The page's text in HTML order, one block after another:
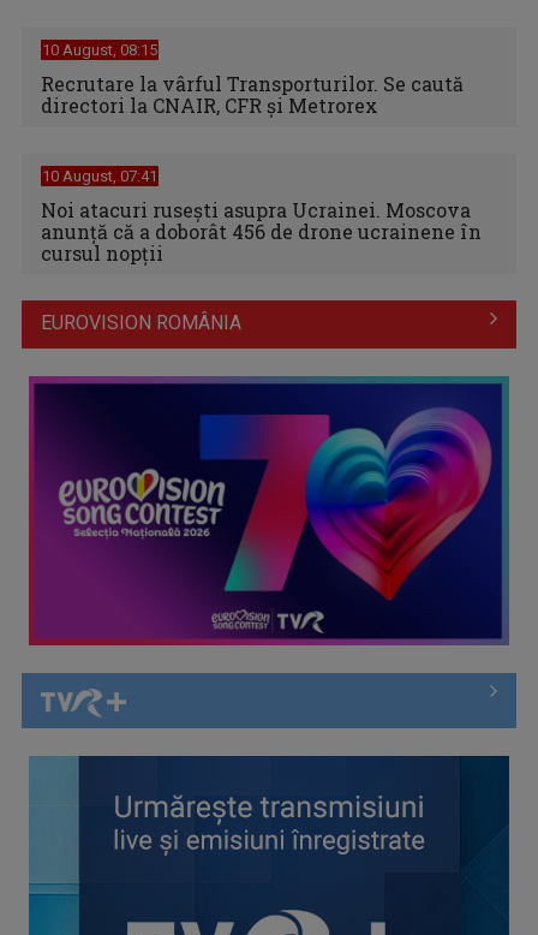
10 August, 08:15
Recrutare la vârful Transporturilor. Se caută
directori la CNAIR, CFR și Metrorex
10 August, 07:41
Noi atacuri rusești asupra Ucrainei. Moscova
anunţă că a doborât 456 de drone ucrainene în
cursul nopţii
EUROVISION ROMÂNIA